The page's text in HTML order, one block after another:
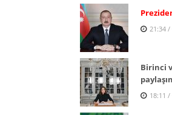
21:34 /
Birinci
18:11 /